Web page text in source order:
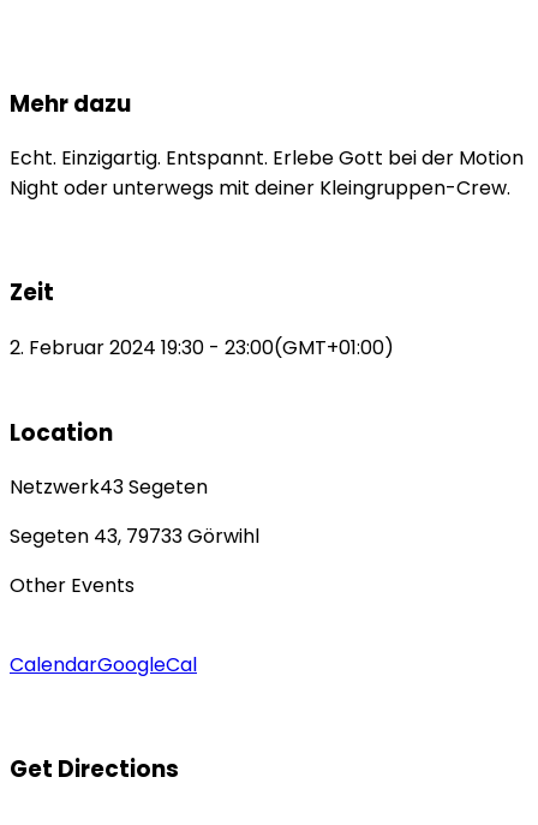
Mehr dazu
Echt. Einzigartig. Entspannt. Erlebe Gott bei der Motion
Night oder unterwegs mit deiner Kleingruppen-Crew.
Zeit
2. Februar 2024 19:30 - 23:00(GMT+01:00)
Location
Netzwerk43 Segeten
Segeten 43, 79733 Görwihl
Other Events
CalendarGoogleCal
Get Directions